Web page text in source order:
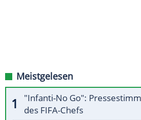
Meistgelesen
"Infanti-No Go":
des FIFA-Chefs